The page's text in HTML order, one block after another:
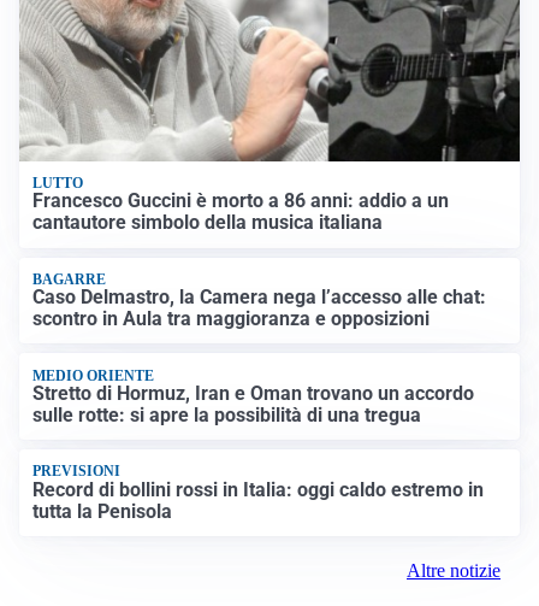
LUTTO
Francesco Guccini è morto a 86 anni: addio a un
cantautore simbolo della musica italiana
BAGARRE
Caso Delmastro, la Camera nega l’accesso alle chat:
scontro in Aula tra maggioranza e opposizioni
MEDIO ORIENTE
Stretto di Hormuz, Iran e Oman trovano un accordo
sulle rotte: si apre la possibilità di una tregua
PREVISIONI
Record di bollini rossi in Italia: oggi caldo estremo in
tutta la Penisola
Altre notizie